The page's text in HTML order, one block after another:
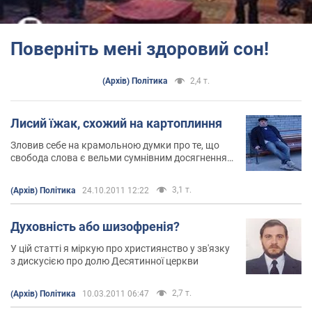
Поверніть мені здоровий сон!
(Архів) Політика 2,4 т.
Лисий їжак, схожий на картоплиння
Зловив себе на крамольною думки про те, що
свобода слова є вельми сумнівним досягненням
(Архів) Політика 24.10.2011 12:22 3,1 т.
Духовність або шизофренія?
У цій статті я міркую про християнство у зв'язку
з дискусією про долю Десятинної церкви
(Архів) Політика 10.03.2011 06:47 2,7 т.